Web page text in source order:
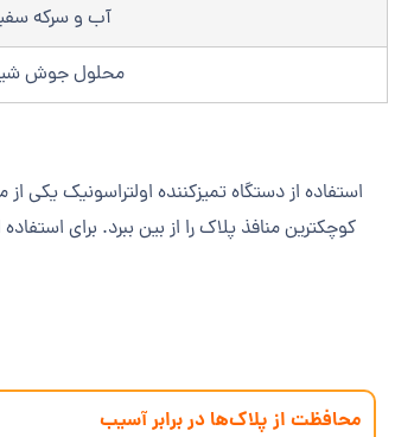
آب و سرکه
محلول جوش
استفاده از دستگاه تمیزکننده اولتراسونیک
محافظت از پلاک‌ها در برابر آسیب